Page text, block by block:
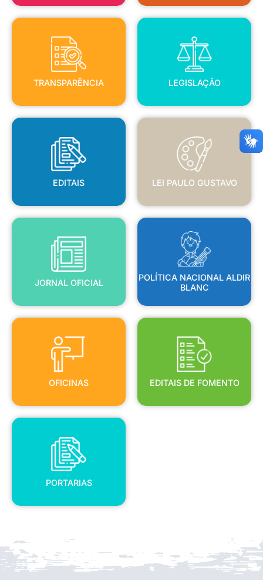
TRANSPARÊNCIA
TRANSPARÊNCIA
LEGISLAÇÃO
LEGISLAÇÃO
EDITAIS
EDITAIS
LEI PAULO GUSTAVO
LEI PAULO GUSTAVO
JORNAL OFICIAL
JORNAL OFICIAL
POLÍTICA NACIONAL ALDIR
BLANC
POLÍTICA NACIONAL ALDIR
BLANC
OFICINAS
OFICINAS
EDITAIS DE FOMENTO
EDITAIS DE FOMENTO
PORTARIAS
PORTARIAS